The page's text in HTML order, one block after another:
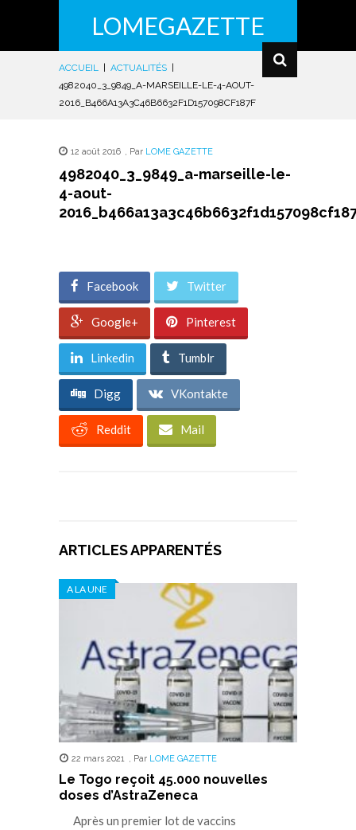
LOMEGAZETTE
ACCUEIL ACTUALITÉS
4982040_3_9849_A-MARSEILLE-LE-4-AOUT-
2016_B466A13A3C46B6632F1D157098CF187F
12 août 2016 , Par LOME GAZETTE
4982040_3_9849_a-marseille-le-
4-aout-
Facebook Twitter
Google+ Pinterest
Linkedin Tumblr
Digg VKontakte
Reddit Mail
ARTICLES APPARENTÉS
A LA UNE
22 mars 2021 , Par LOME GAZETTE
Le Togo reçoit 45.000 nouvelles
doses d’AstraZeneca
Après un premier lot de vaccins